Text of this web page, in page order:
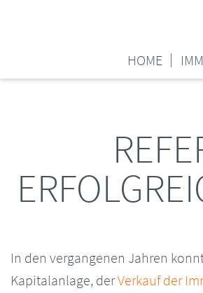
HOME
In den vergangenen Jahren
Kapitalanlage, derVerkauf der